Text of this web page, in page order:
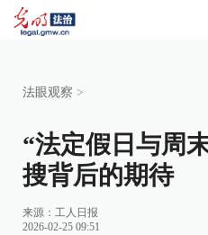
法眼观察 >
“法定假日与周
搜背后的期待
来源： 工人日报
2026-02-25 09:51